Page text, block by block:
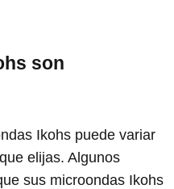
son
Ikohs puede variar
elijas. Algunos
sus microondas Ikohs